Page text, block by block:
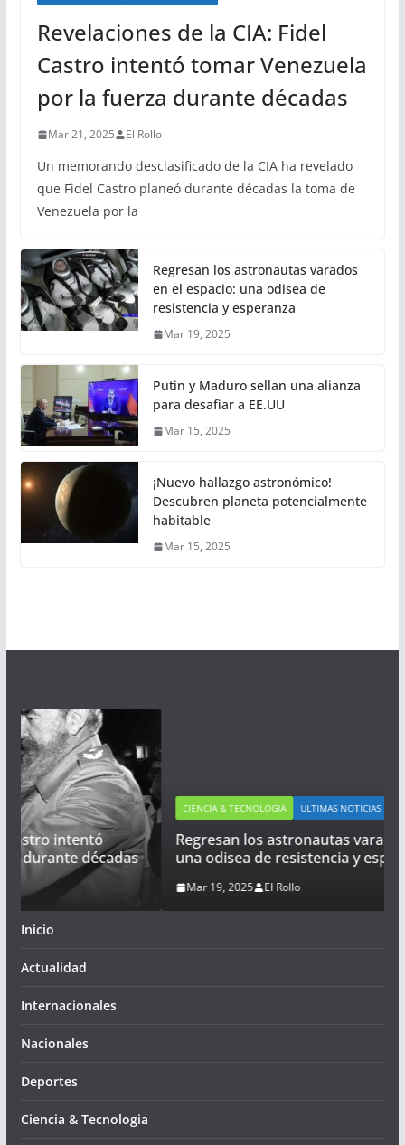
Revelaciones de la CIA: Fidel
Castro intentó tomar Venezuela
por la fuerza durante décadas
Mar 21, 2025 El Rollo
Un memorando desclasificado de la CIA ha revelado
que Fidel Castro planeó durante décadas la toma de
Venezuela por la
Regresan los astronautas varados
en el espacio: una odisea de
resistencia y esperanza
Mar 19, 2025
Putin y Maduro sellan una alianza
para desafiar a EE.UU
Mar 15, 2025
¡Nuevo hallazgo astronómico!
Descubren planeta potencialmente
habitable
Mar 15, 2025
CIENCIA & TECNOLOGIA ULTIMAS NOTICIAS
Regresan los astronautas varados en el espacio:
una odisea de resistencia y esperanza
Mar 19, 2025 El Rollo
Inicio
Actualidad
Internacionales
Nacionales
Deportes
Ciencia & Tecnologia